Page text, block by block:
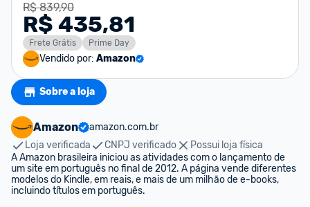
R$ 839,90
R$ 435,81
Frete Grátis Prime Day
Vendido por: Amazon
Sobre a loja
Amazon
amazon.com.br
Loja verificada
CNPJ verificado
Possui loja física
A Amazon brasileira iniciou as atividades com o lançamento de
um site em português no final de 2012. A página vende diferentes
modelos do Kindle, em reais, e mais de um milhão de e-books,
incluindo títulos em português.